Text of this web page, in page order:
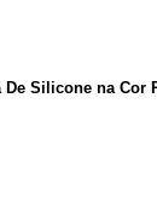
De Silicone na Cor